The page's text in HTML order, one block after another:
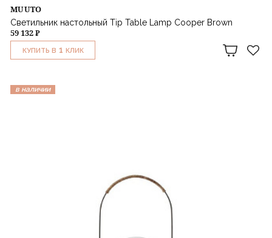
MUUTO
Светильник настольный Tip Table Lamp Cooper Brown
59 132 ₽
КУПИТЬ В 1 КЛИК
в наличии